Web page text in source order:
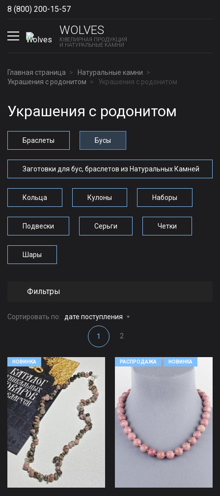
8 (800) 200-15-57
WOLVES
ЮВЕЛИРНАЯ ПРОДУКЦИЯ
И НАТУРАЛЬНЫЕ КАМНИ
Главная страница
Натуральные камни
Украшения с родонитом
Украшения с родонитом
Украшения с родонитом
Браслеты Бусы
Заготовки для бус, браслетов из Натуральных Камней
Кольца Кулоны Наборы
Подвески Серьги Четки
Шары
Фильтры
Сортировать по: дате поступления
1 2
НОВИНКА РАСПРОДАЖА НОВИНКА